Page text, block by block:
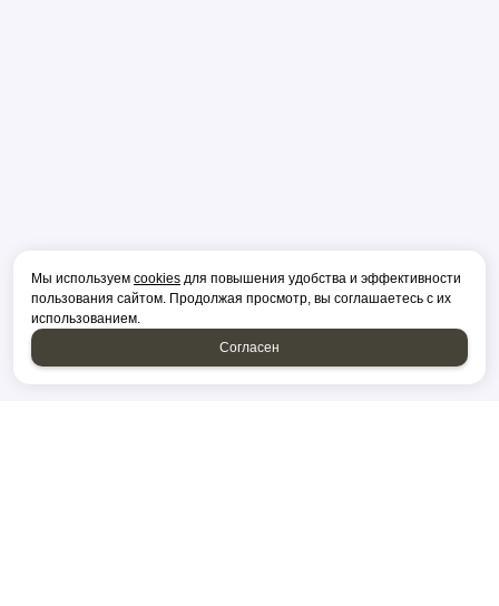
Мы используем cookies для повышения удобства и эффективности
пользования сайтом. Продолжая просмотр, вы соглашаетесь с их
использованием.
Согласен